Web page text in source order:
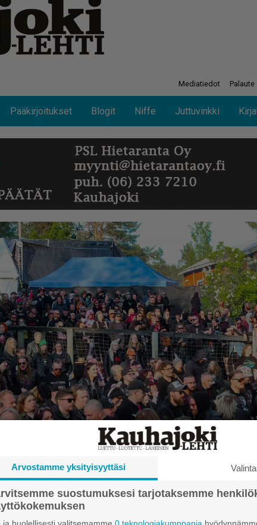
Mediatiedot Palaute
Pääkirjoitukset Blogit Niffe Juttuvinkki
kävijämäärä oli viime vuonna noin 17 000, kun
Arvostamme yksityisyyttäsi
suostumuksesi tarjotaksemme
ja huolellisesti valitsemamme 0 teknologiakumppania